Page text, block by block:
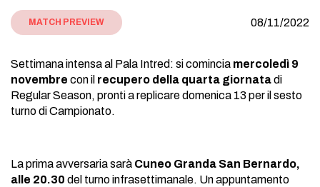
MATCH PREVIEW 08/11/2022
Settimana intensa al Pala Intred: si comincia mercoledì 9
novembre con il recupero della quarta giornatadi
Regular Season, pronti a replicare domenica 13 per il sesto
turno di Campionato.
La prima avversaria sarà Cuneo Granda San Bernardo,
alle 20.30 del turno infrasettimanale. Un appuntamento